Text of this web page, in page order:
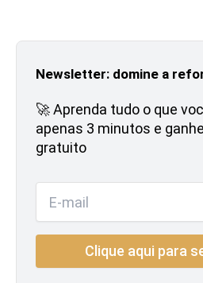
Newsletter: domine a
🚀 Aprenda tudo o que
apenas 3 minutos e
gratuito